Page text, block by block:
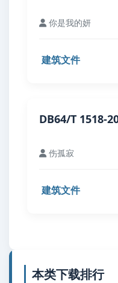
你是我的妍
建筑文件
DB64/T 1518-
伤孤寂
建筑文件
本类下载排行